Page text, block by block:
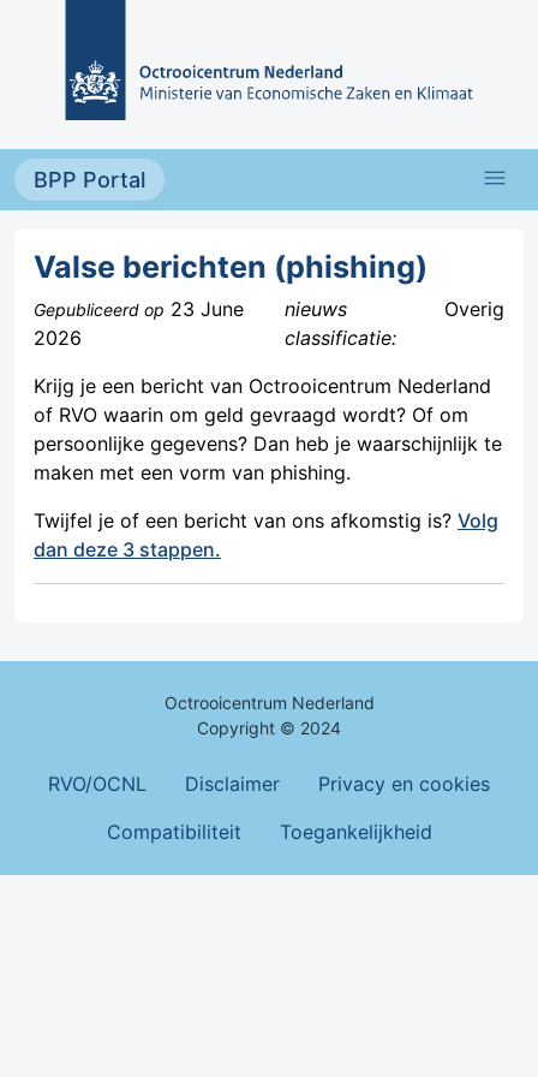
BPP Portal menu
Valse berichten (phishing)
Gepubliceerd op 23 June
2026
nieuws
classificatie:
Overig
Krijg je een bericht van Octrooicentrum Nederland
of RVO waarin om geld gevraagd wordt? Of om
persoonlijke gegevens? Dan heb je waarschijnlijk te
maken met een vorm van phishing.
Twijfel je of een bericht van ons afkomstig is? Volg
dan deze 3 stappen.
Octrooicentrum Nederland
Copyright © 2024
Footer Menu
RVO/OCNL Disclaimer
Privacy en cookies
Compatibiliteit
Toegankelijkheid